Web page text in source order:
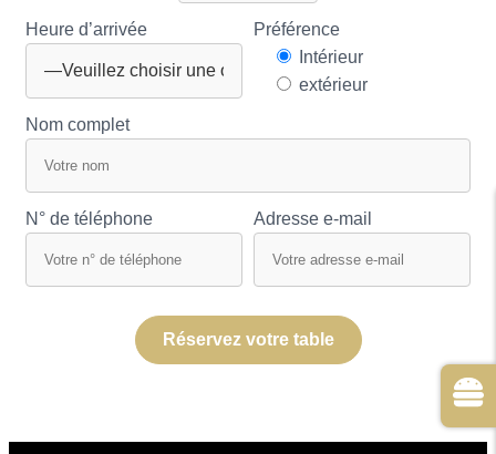
Heure d’arrivée
Préférence
Intérieur
extérieur
Nom complet
N° de téléphone Adresse e-mail